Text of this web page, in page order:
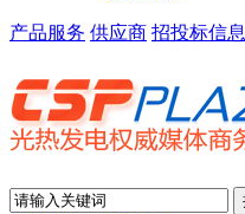
产品服务 供应商 招投标信息